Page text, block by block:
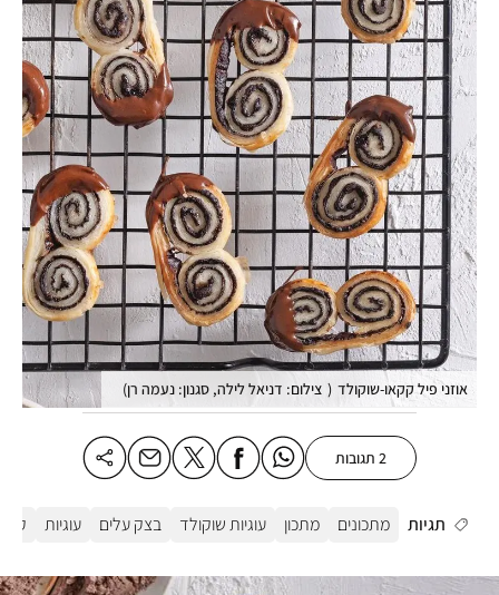
אוזני פיל קקאו-שוקולד ( צילום: דניאל לילה, סגנון: נעמה רן)
2 תגובות
תגיות מתכונים מתכון עוגיות שוקולד בצק עלים עוגיות